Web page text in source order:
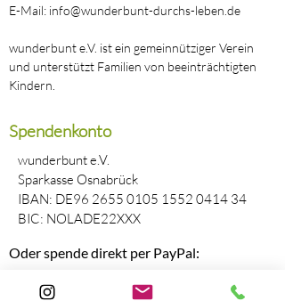
E-Mail: info@wunderbunt-durchs-leben.de
wunderbunt e.V. ist ein gemeinnütziger Verein
und unterstützt Familien von beeinträchtigten
Kindern.
Spendenkonto
wunderbunt e.V.
Sparkasse Osnabrück
IBAN: DE96 2655 0105 1552 0414 34
BIC: NOLADE22XXX
Oder spende direkt per PayPal:
Paypal